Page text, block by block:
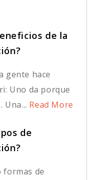
de la
gente hace
Uno da porque
Una... Read More
de
formas de